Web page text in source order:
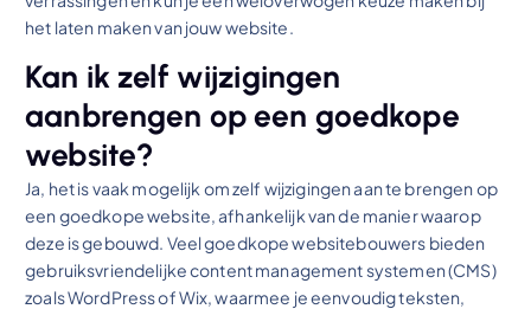
het laten maken van jouw website.
Kan ik zelf wijzigingen
aanbrengen op een goedkope
website?
Ja, het is vaak mogelijk om zelf wijzigingen aan te brengen op
een goedkope website, afhankelijk van de manier waarop
deze is gebouwd. Veel goedkope websitebouwers bieden
gebruiksvriendelijke content management systemen (CMS)
zoals WordPress of Wix, waarmee je eenvoudig teksten,